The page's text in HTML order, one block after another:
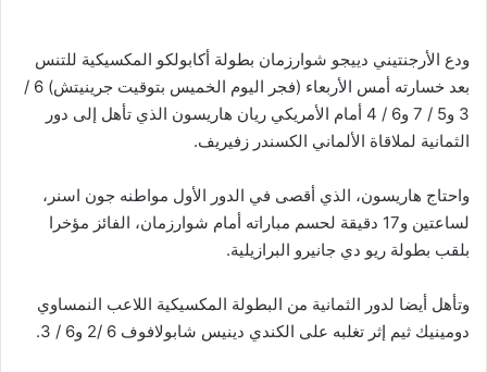
ودع الأرجنتيني دييجو شوارزمان بطولة أكابولكو المكسيكية للتنس
بعد خسارته أمس الأربعاء (فجر اليوم الخميس بتوقيت جرينيتش) 6 /
3 و5 / 7 و6 / 4 أمام الأمريكي ريان هاريسون الذي تأهل إلى دور
الثمانية لملاقاة الألماني الكسندر زفيريف.
واحتاج هاريسون، الذي أقصى في الدور الأول مواطنه جون اسنر،
لساعتين و17 دقيقة لحسم مباراته أمام شوارزمان، الفائز مؤخرا
بلقب بطولة ريو دي جانيرو البرازيلية.
وتأهل أيضا لدور الثمانية من البطولة المكسيكية اللاعب النمساوي
دومينيك ثيم إثر تغلبه على الكندي دينيس شابولافوف 6 /2 و6 / 3.